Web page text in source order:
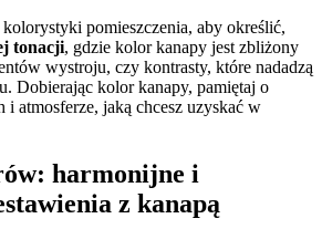
pomieszczenia, aby określić,
tonacji, gdzie kolor kanapy jest zbliżony
wystroju, czy kontrasty, które nadadzą
Dobierając kolor kanapy, pamiętaj o
i atmosferze, jaką chcesz uzyskać w
harmonijne i
z kanapą